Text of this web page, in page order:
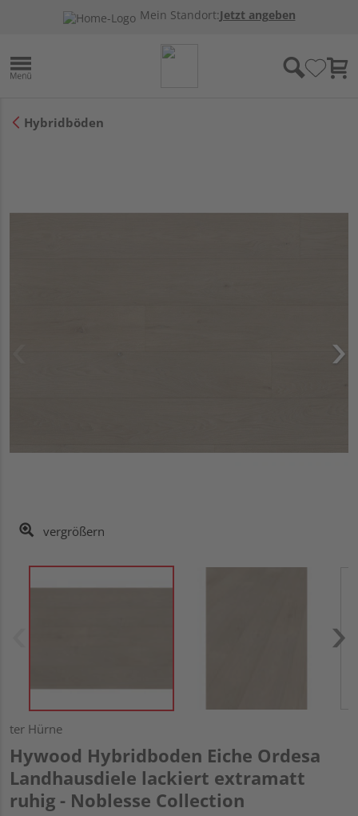
Mein Standort:Jetzt angeben
Hybridböden
vergrößern
ter Hürne
Hywood Hybridboden Eiche Ordesa
Landhausdiele lackiert extramatt
ruhig - Noblesse Collection